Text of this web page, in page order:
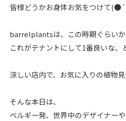
皆様どうかお身体お気をつけて
barrelplantsは、この時期ぐらい
これがテナントにして1番良いな
涼しい店内で、お気に入りの植物
そんな本日は、
ベルギー発、世界中のデザイナー